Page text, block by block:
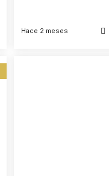
Hace 2 meses